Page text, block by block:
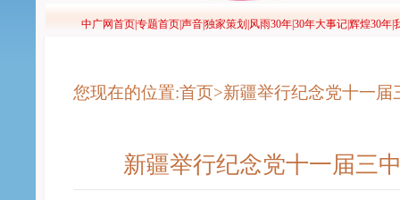
您现在的位置:首页>新疆举行纪念党十一届
新疆举行纪念党十一届三